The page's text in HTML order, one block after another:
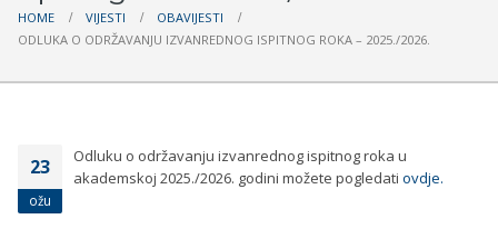
HOME VIJESTI
OBAVIJESTI
ODLUKA O ODRŽAVANJU IZVANREDNOG ISPITNOG ROKA – 2025./2026.
23
ožu
Odluku o održavanju izvanrednog ispitnog roka u
akademskoj 2025./2026. godini možete pogledati ovdje.